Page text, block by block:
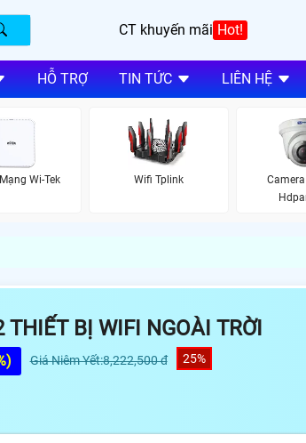
CT khuyến mãi Hot!
HỖ TRỢ TIN TỨC LIÊN HỆ
Wi-Tek Wifi Tplink
THIẾT BỊ WIFI NGOÀI TRỜI
Giá Niêm Yết:8,222,500 đ 25%